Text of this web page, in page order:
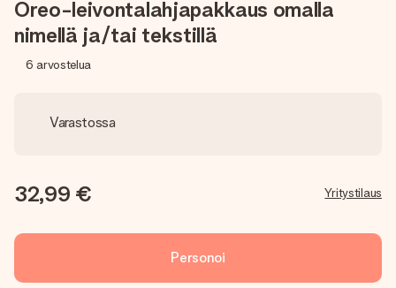
Oreo-leivontalahjapakkaus omalla
nimellä ja/tai tekstillä
6 arvostelua
Varastossa
32,99 € Yritystilaus
Personoi